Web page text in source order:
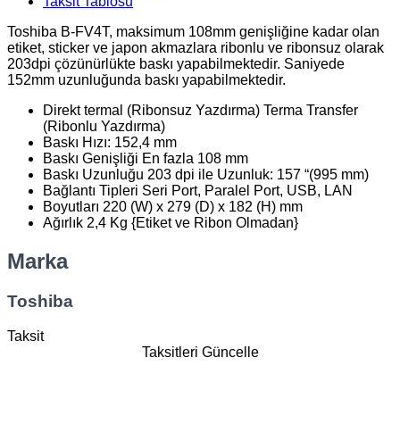
Toshiba B-FV4T, maksimum 108mm genişliğine kadar olan
etiket, sticker ve japon akmazlara ribonlu ve ribonsuz olarak
203dpi çözünürlükte baskı yapabilmektedir. Saniyede
152mm uzunluğunda baskı yapabilmektedir.
Direkt termal (Ribonsuz Yazdırma) Terma Transfer
(Ribonlu Yazdırma)
Baskı Hızı: 152,4 mm
Baskı Genişliği En fazla 108 mm
Baskı Uzunluğu 203 dpi ile Uzunluk: 157 “(995 mm)
Bağlantı Tipleri Seri Port, Paralel Port, USB, LAN
Boyutları 220 (W) x 279 (D) x 182 (H) mm
Ağırlık 2,4 Kg {Etiket ve Ribon Olmadan}
Marka
Toshiba
Taksit
Taksitleri Güncelle